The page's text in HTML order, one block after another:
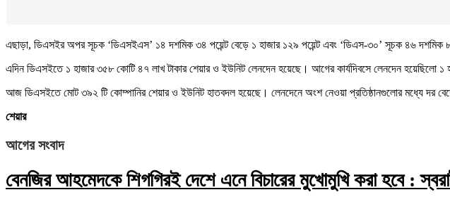
এছাড়া, ডিএসইর অপর সূচক ‘ডিএসইএস’ ১৪ দশমিক ৩৪ পয়েন্ট বেড়ে ১ হাজার ১২৯ পয়েন্ট এবং ‘ডিএস-৩০’ সূচক ৪৬ দশমিক
এদিন ডিএসইতে ১ হাজার ৩৫৮ কোটি ৪৭ লাখ টাকার শেয়ার ও ইউনিট লেনদেন হয়েছে। আগের কার্যদিবসে লেনদেন হয়েছিলো ১
আজ ডিএসইতে মোট ৩৯২ টি কোম্পানির শেয়ার ও ইউনিট হাতবদল হয়েছে। লেনদেনে অংশ নেওয়া প্রতিষ্ঠানগুলোর মধ্যে দর
শেয়ার
আগের সংবাদ
বেনজির আহমেদকে শিগগিরই দেশে এনে বিচারের মুখোমুখি করা হবে :